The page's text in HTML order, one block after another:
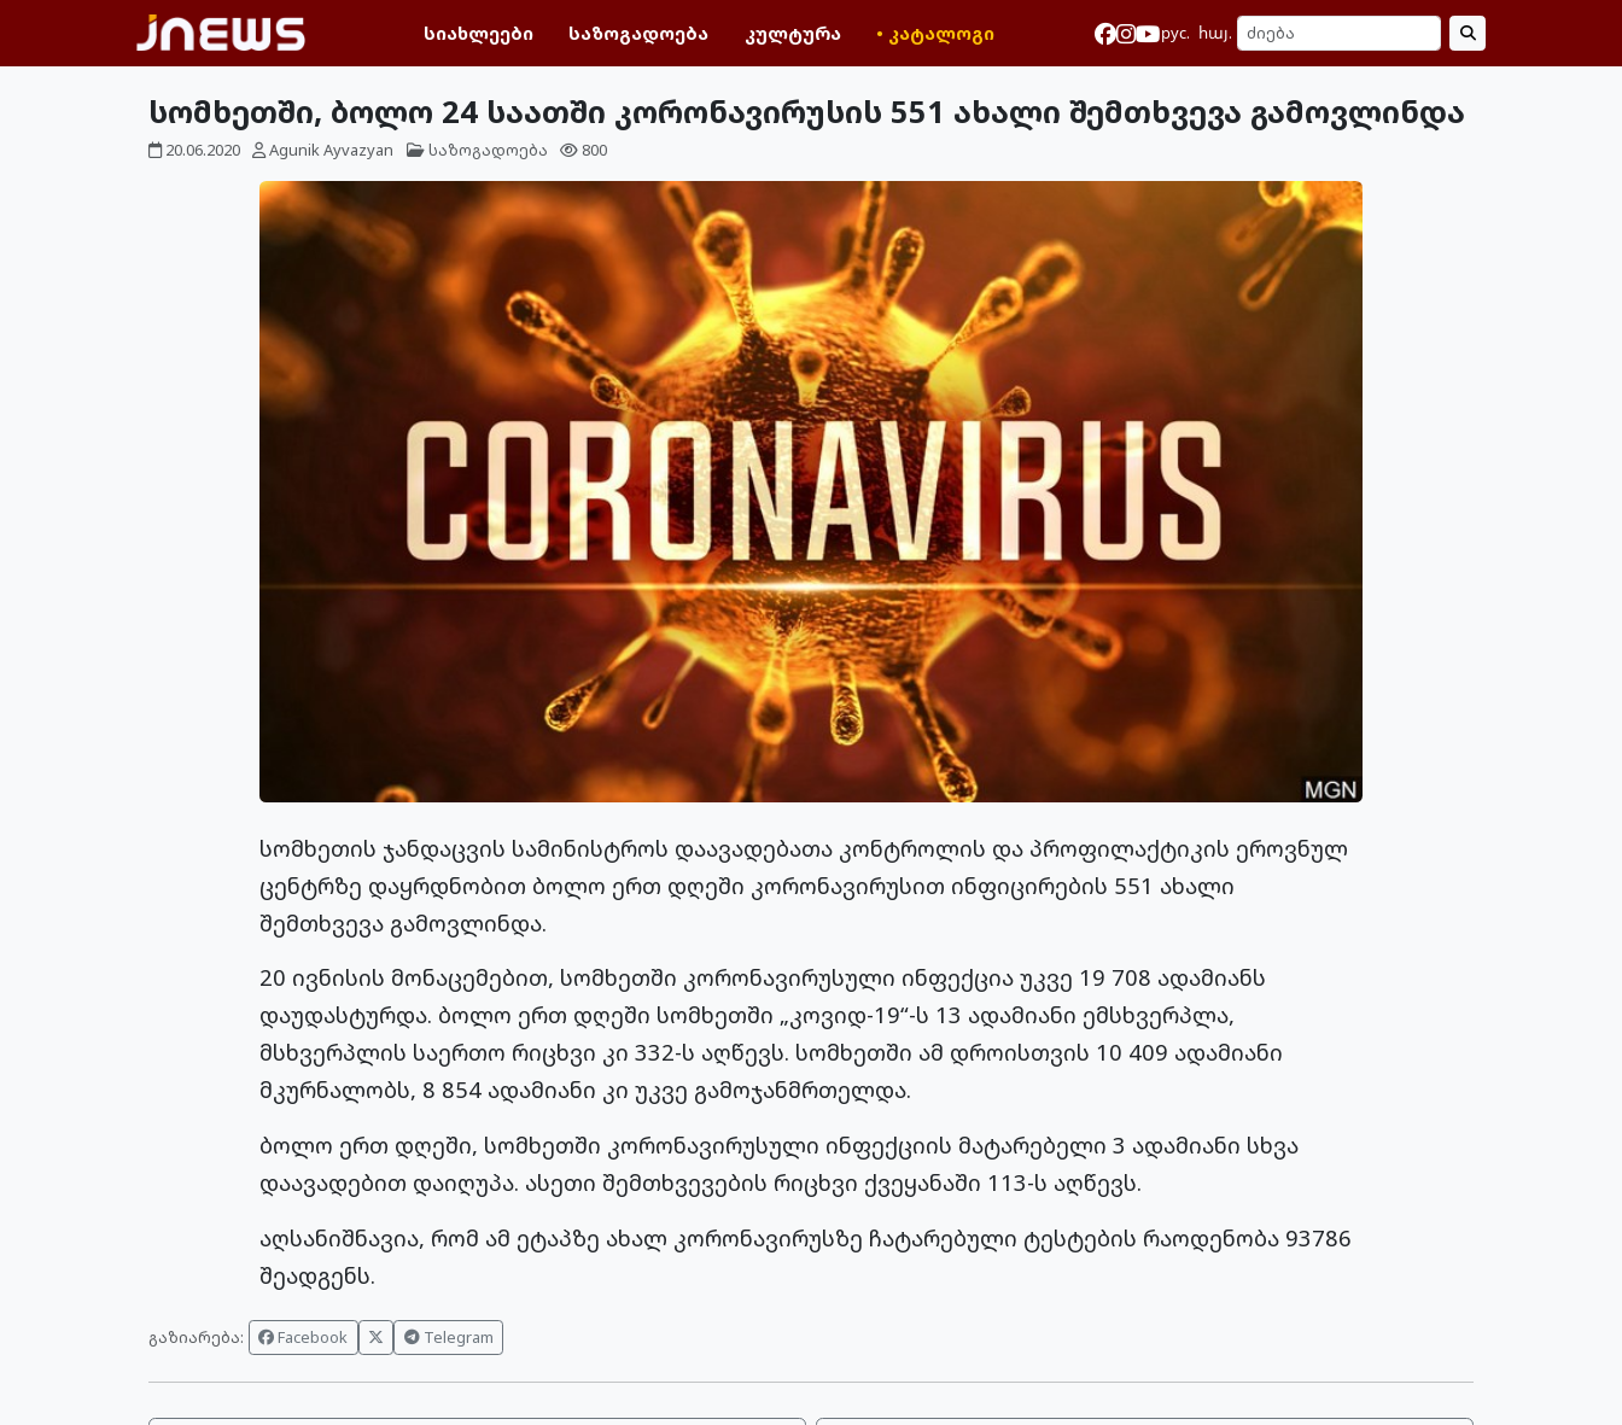
სიახლეები საზოგადოება კულტურა • კატალოგი рус. հայ.
სომხეთში, ბოლო 24 საათში კორონავირუსის 551 ახალი შემთხვევა გამოვლინდა
20.06.2020 Agunik Ayvazyan საზოგადოება 800
სომხეთის ჯანდაცვის სამინისტროს დაავადებათა კონტროლის და პროფილაქტიკის ეროვნულ
ცენტრზე დაყრდნობით ბოლო ერთ დღეში კორონავირუსით ინფიცირების 551 ახალი
შემთხვევა გამოვლინდა.
20 ივნისის მონაცემებით, სომხეთში კორონავირუსული ინფექცია უკვე 19 708 ადამიანს
დაუდასტურდა. ბოლო ერთ დღეში სომხეთში „კოვიდ-19“-ს 13 ადამიანი ემსხვერპლა,
მსხვერპლის საერთო რიცხვი კი 332-ს აღწევს. სომხეთში ამ დროისთვის 10 409 ადამიანი
მკურნალობს, 8 854 ადამიანი კი უკვე გამოჯანმრთელდა.
ბოლო ერთ დღეში, სომხეთში კორონავირუსული ინფექციის მატარებელი 3 ადამიანი სხვა
დაავადებით დაიღუპა. ასეთი შემთხვევების რიცხვი ქვეყანაში 113-ს აღწევს.
აღსანიშნავია, რომ ამ ეტაპზე ახალ კორონავირუსზე ჩატარებული ტესტების რაოდენობა 93786
შეადგენს.
გაზიარება: Facebook Telegram